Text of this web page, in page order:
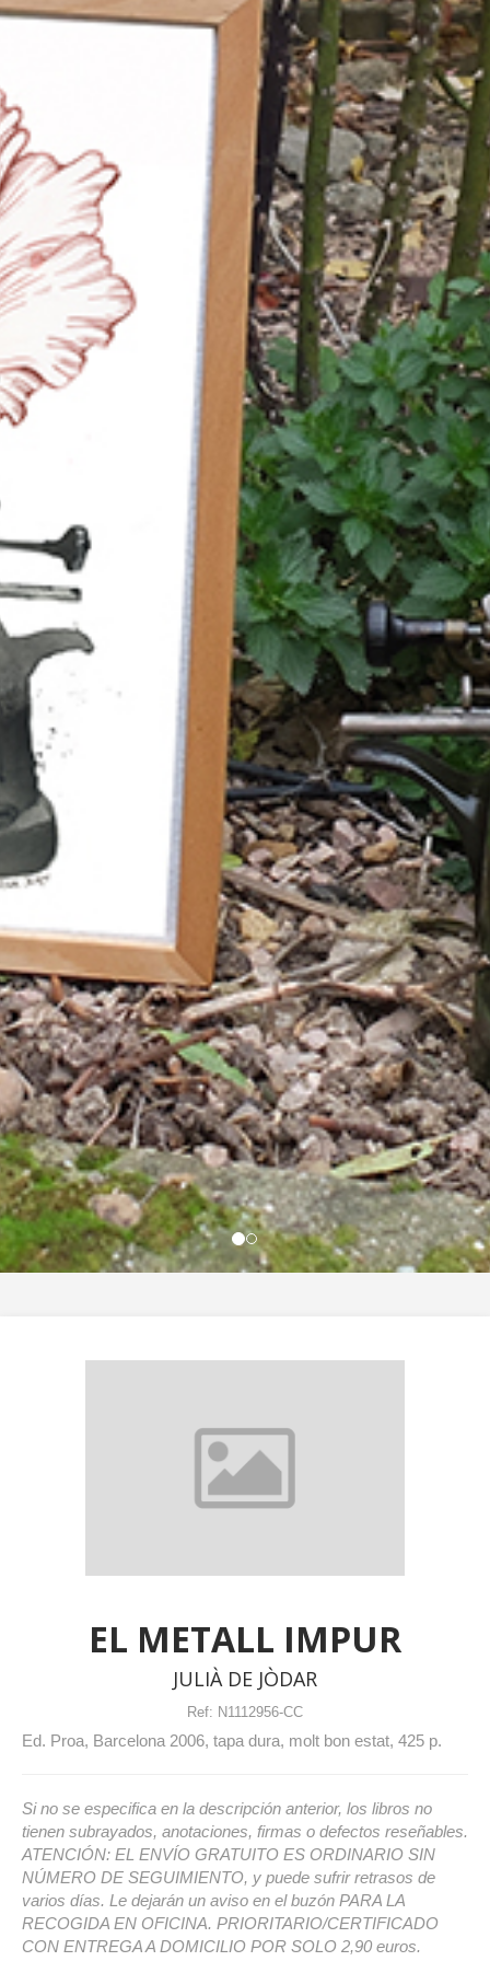
EL METALL IMPUR
JULIÀ DE JÒDAR
Ref: N1112956-CC
Ed. Proa, Barcelona 2006, tapa dura, molt bon estat, 425 p.
Si no se especifica en la descripción anterior, los libros no
tienen subrayados, anotaciones, firmas o defectos reseñables.
ATENCIÓN: EL ENVÍO GRATUITO ES ORDINARIO SIN
NÚMERO DE SEGUIMIENTO, y puede sufrir retrasos de
varios días. Le dejarán un aviso en el buzón PARA LA
RECOGIDA EN OFICINA. PRIORITARIO/CERTIFICADO
CON ENTREGA A DOMICILIO POR SOLO 2,90 euros.